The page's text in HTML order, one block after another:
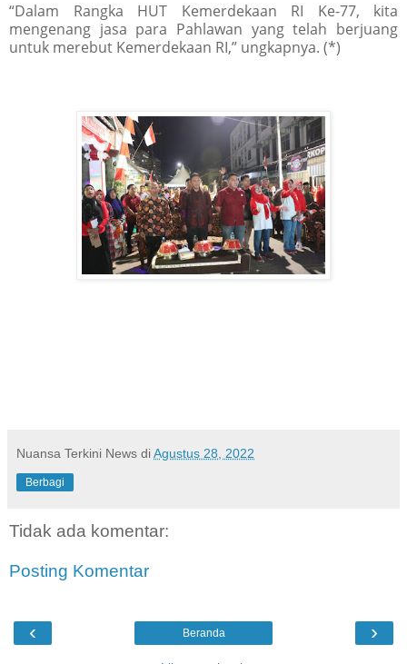
“Dalam Rangka HUT Kemerdekaan RI Ke-77, kita
mengenang jasa para Pahlawan yang telah berjuang
untuk merebut Kemerdekaan RI,” ungkapnya. (*)
Nuansa Terkini News diAgustus 28, 2022
Berbagi
Tidak ada komentar:
Posting Komentar
‹ ›
Beranda